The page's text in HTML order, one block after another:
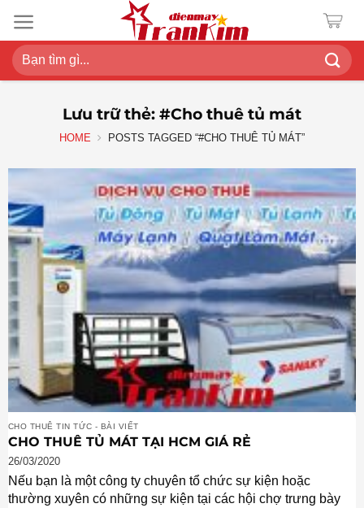
đến
nội
dung
Search
for:
Lưu trữ thẻ: #Cho thuê tủ mát
HOME POSTS TAGGED “#CHO THUÊ TỦ MÁT”
CHO THUÊ TIN TỨC - BÀI VIẾT
CHO THUÊ TỦ MÁT TẠI HCM GIÁ RẺ
26/03/2020
Nếu bạn là một công ty chuyên tổ chức sự kiện hoặc
thường xuyên có những sự kiện tại các hội chợ trưng bày